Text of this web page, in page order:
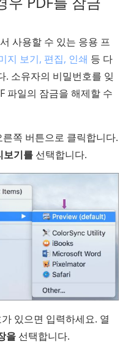
사용할 수 있는 응용 프
지 보기, 편집, 인쇄 등 다
. 소유자의 비밀번호를 잊
파일의 잠금을 해제할 수
쪽 버튼으로 클릭합니다.
보기를 선택합니다.
있으면 입력하세요. 열
을 선택합니다.